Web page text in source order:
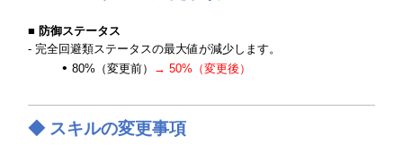
■ 防御ステータス
- 完全回避類ステータスの最大値が減少します。
80%（変更前）
→ 50%（変更後）
◆ スキルの変更事項